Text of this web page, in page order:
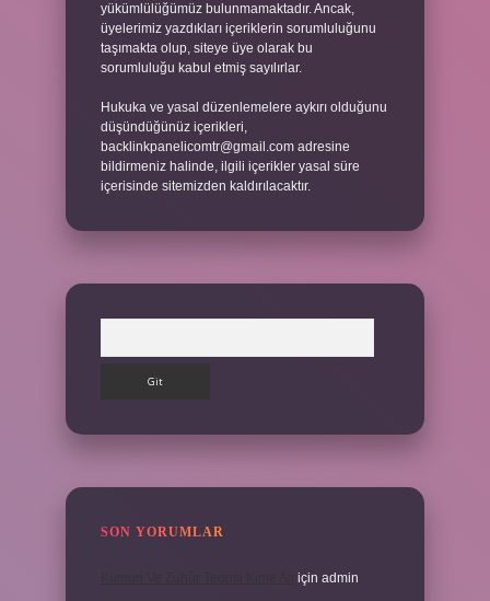
yükümlülüğümüz bulunmamaktadır. Ancak,
üyelerimiz yazdıkları içeriklerin sorumluluğunu
taşımakta olup, siteye üye olarak bu
sorumluluğu kabul etmiş sayılırlar.
Hukuka ve yasal düzenlemelere aykırı olduğunu
düşündüğünüz içerikleri,
backlinkpanelicomtr@gmail.com adresine
bildirmeniz halinde, ilgili içerikler yasal süre
içerisinde sitemizden kaldırılacaktır.
SON YORUMLAR
için admin